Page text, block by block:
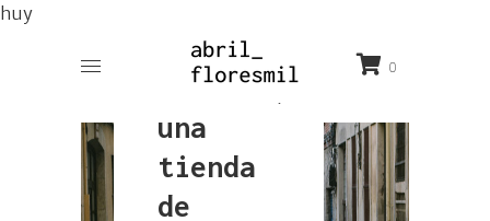
huy
0
Trímera,
una
tienda
de